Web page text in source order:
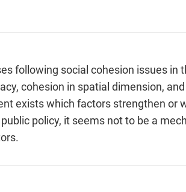
following social cohesion issues in
cohesion in spatial dimension,
exists which factors strengthen or
policy, it seems not to be a